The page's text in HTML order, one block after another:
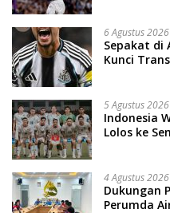
6 Agustus
Sepakat di
Kunci
5 Agustus
Indonesia
Lolos ke
4 Agustus
Dukungan
Perumda